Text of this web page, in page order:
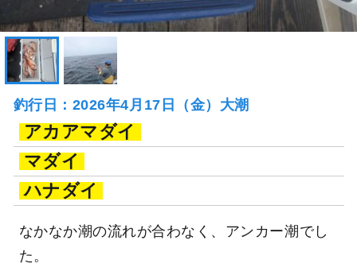
釣行日：2026年4月17日（金）大潮
アカアマダイ
マダイ
ハナダイ
なかなか潮の流れが合わなく、アンカー潮でし
た。